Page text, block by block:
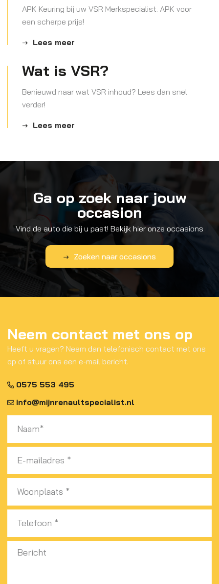
APK Keuring bij uw VSR Merkspecialist. APK voor
een scherpe prijs!
Lees meer
Wat is VSR?
Benieuwd naar wat VSR inhoud? Lees dan snel
verder!
Lees meer
Ga op zoek naar jouw
occasion
Vind de auto die bij u past! Bekijk hier onze occasions
Zoeken naar occasions
Neem contact met ons op
Heeft u vragen? Neem dan telefonisch contact met ons
op of stuur ons een e-mail bericht.
0575 553 495
info@mijnrenaultspecialist.nl